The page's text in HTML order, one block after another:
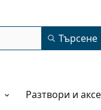
Търсене
Разтвори и